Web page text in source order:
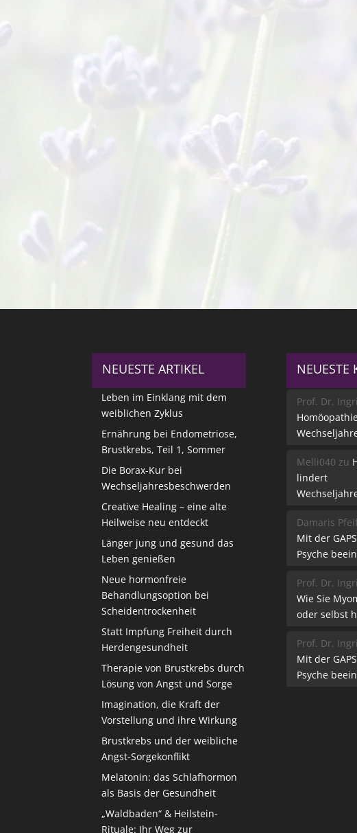
NEUESTE ARTIKEL
Leben im Einklang mit dem
weiblichen Zyklus
Ernährung bei Endometriose,
Brustkrebs, Teil 1, Sommer
Die Borax-Kur bei
Wechseljahresbeschwerden
Creative Healing – eine alte
Heilweise neu entdeckt
Länger jung und gesund das
Leben genießen
Neue hormonfreie
Behandlungsoption bei
Scheidentrockenheit
Statt Impfung Freiheit durch
Herdengesundheit
Therapie von Brustkrebs durch
Lösung von Angst und Sorge
Imagination, die Kraft der
Vorstellung und ihre Wirkung
Brustkrebs und der weibliche
Angst-Sorgekonflikt
Melatonin: das Schlafhormon
als Basis der Gesundheit
„Waldbaden“ & Heilstein-
Rituale: Ihr Weg zur
NEUESTE
Prof. Dr.
Melli040 zu
lindert
Damaris
Mit der
Psyche
Prof. Dr.
Wie Sie
oder selbst
Prof. Dr.
Mit der
Psyche